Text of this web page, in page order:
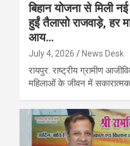
बिहान योजना से मिली
हुईं तैलासो राजवाड़े, हर
आय…
July 4, 2026 News Desk
रायपुर: राष्ट्रीय ग्रामीण
महिलाओं के जीवन में सकारात्मक